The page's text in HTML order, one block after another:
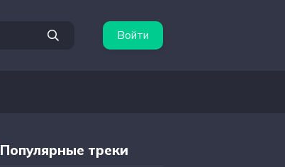
Войти
Популярные треки